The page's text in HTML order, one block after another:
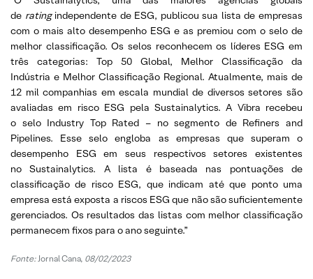
de ratingindependente de ESG, publicou sua lista de empresas
com o mais alto desempenho ESG e as premiou com o selo de
melhor classificação. Os selos reconhecem os líderes ESG em
três categorias: Top 50 Global, Melhor Classificação da
Indústria e Melhor Classificação Regional. Atualmente, mais de
12 mil companhias em escala mundial de diversos setores são
avaliadas em risco ESG pela Sustainalytics. A Vibra recebeu
o selo Industry Top Rated – no segmento de Refiners and
Pipelines. Esse selo engloba as empresas que superam o
desempenho ESG em seus respectivos setores existentes
no Sustainalytics. A lista é baseada nas pontuações de
classificação de risco ESG, que indicam até que ponto uma
empresa está exposta a riscos ESG que não são suficientemente
gerenciados. Os resultados das listas com melhor classificação
permanecem fixos para o ano seguinte.”
Fonte: Jornal Cana, 08/02/2023